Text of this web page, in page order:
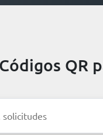
Códigos QR